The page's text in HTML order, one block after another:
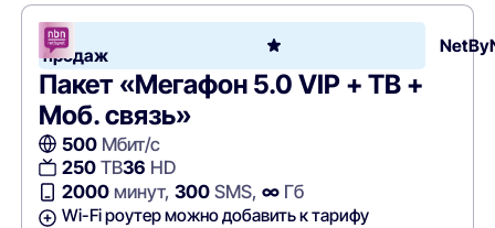
Хит
продаж
Пакет «Мегафон 5.0 VIP + ТВ +
Моб. связь»
500Мбит/с
250ТВ36 HD
2000минут, 300SMS, ∞Гб
Wi-Fi роутер можно добавить к тарифу